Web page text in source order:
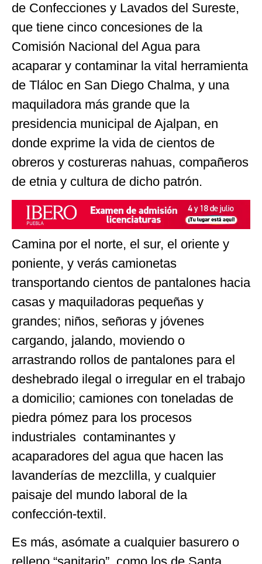
de Confecciones y Lavados del Sureste,
que tiene cinco concesiones de la
Comisión Nacional del Agua para
acaparar y contaminar la vital herramienta
de Tláloc en San Diego Chalma, y una
maquiladora más grande que la
presidencia municipal de Ajalpan, en
donde exprime la vida de cientos de
obreros y costureras nahuas, compañeros
de etnia y cultura de dicho patrón.
Camina por el norte, el sur, el oriente y
poniente, y verás camionetas
transportando cientos de pantalones hacia
casas y maquiladoras pequeñas y
grandes; niños, señoras y jóvenes
cargando, jalando, moviendo o
arrastrando rollos de pantalones para el
deshebrado ilegal o irregular en el trabajo
a domicilio; camiones con toneladas de
piedra pómez para los procesos
industriales contaminantes y
acaparadores del agua que hacen las
lavanderías de mezclilla, y cualquier
paisaje del mundo laboral de la
confección-textil.
Es más, asómate a cualquier basurero o